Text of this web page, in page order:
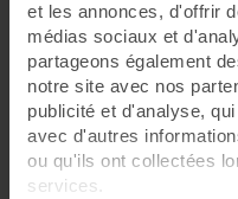
et les annonces, d'offrir
médias sociaux et
partageons également
notre site avec nos
publicité et d'analyse,
avec d'autres
ou qu'ils ont collectées
services.